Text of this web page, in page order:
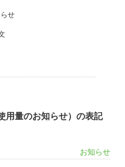
せ
用量のお知らせ）の表記
お知らせ